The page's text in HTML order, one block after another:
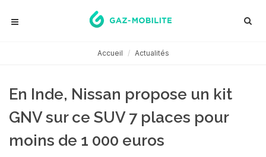
Accueil Actualités
En Inde, Nissan propose un kit
GNV sur ce SUV 7 places pour
moins de 1 000 euros